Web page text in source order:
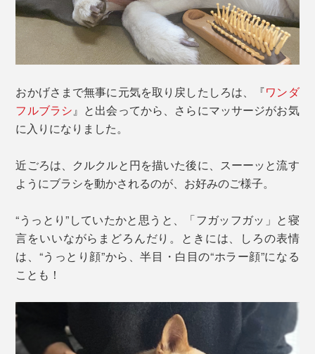
おかげさまで無事に元気を取り戻したしろは、『ワンダ
フルブラシ』と出会ってから、さらにマッサージがお気
に入りになりました。
近ごろは、クルクルと円を描いた後に、スーーッと流す
ようにブラシを動かされるのが、お好みのご様子。
“うっとり”していたかと思うと、「フガッフガッ」と寝
言をいいながらまどろんだり。ときには、しろの表情
は、“うっとり顔”から、半目・白目の“ホラー顔”になる
ことも！